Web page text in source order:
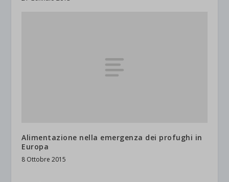
Alimentazione nella emergenza dei profughi in
Europa
8 Ottobre 2015